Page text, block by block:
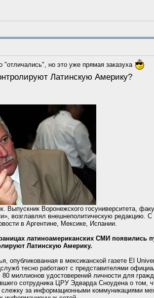
но это уже прямая заказуха
Латинскую Америку?
Выпускник Воронежского госуниверситета,
возглавлял внешнеполитическую редакцию. С
в Аргентине, Мексике, Испании.
латиноамериканских СМИ появились
Латинскую Америку.
опубликованная в мексиканской газете El
тесно работают с представителями
80 миллионов удостоверений личности для
сотрудника ЦРУ Эдварда Сноудена о том,
за информационными коммуникациями